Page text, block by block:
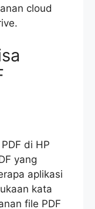
cloud
di HP
yang
aplikasi
kata
file PDF